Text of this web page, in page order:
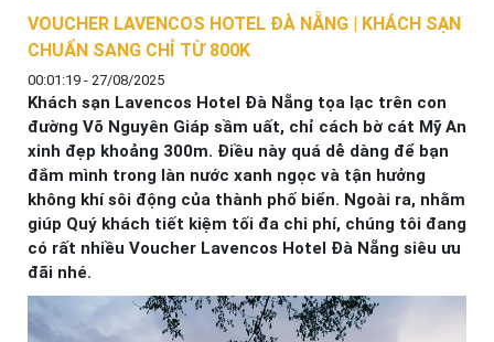
VOUCHER LAVENCOS HOTEL ĐÀ NẴNG | KHÁCH SẠN
CHUẨN SANG CHỈ TỪ 800K
00:01:19 - 27/08/2025
Khách sạn Lavencos Hotel Đà Nẵng tọa lạc trên con
đường Võ Nguyên Giáp sầm uất, chỉ cách bờ cát Mỹ An
xinh đẹp khoảng 300m. Điều này quá dễ dàng để bạn
đắm mình trong làn nước xanh ngọc và tận hưởng
không khí sôi động của thành phố biển. Ngoài ra, nhằm
giúp Quý khách tiết kiệm tối đa chi phí, chúng tôi đang
có rất nhiều Voucher Lavencos Hotel Đà Nẵng siêu ưu
đãi nhé.